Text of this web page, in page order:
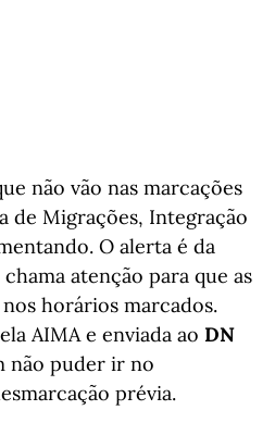
não vão nas marcações
de Migrações, Integração
O alerta é da
atenção para que as
horários marcados.
AIMA e enviada ao DN
não puder ir no
prévia.